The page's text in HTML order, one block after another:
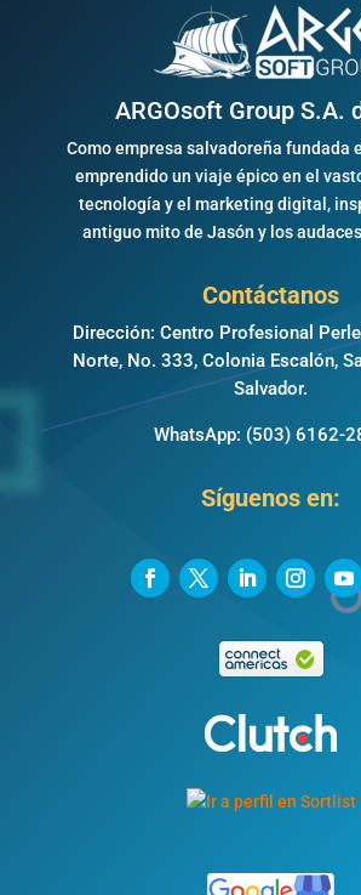
ARGOsoft Group S.A.
Como empresa salvadoreña fundada
emprendido un viaje épico en el
tecnología y el marketing digital,
antiguo mito de Jasón y los
Contáctanos
Dirección: Centro Profesional
Norte, No. 333, Colonia Escalón,
Salvador.
WhatsApp: (503) 6162-
Síguenos en: